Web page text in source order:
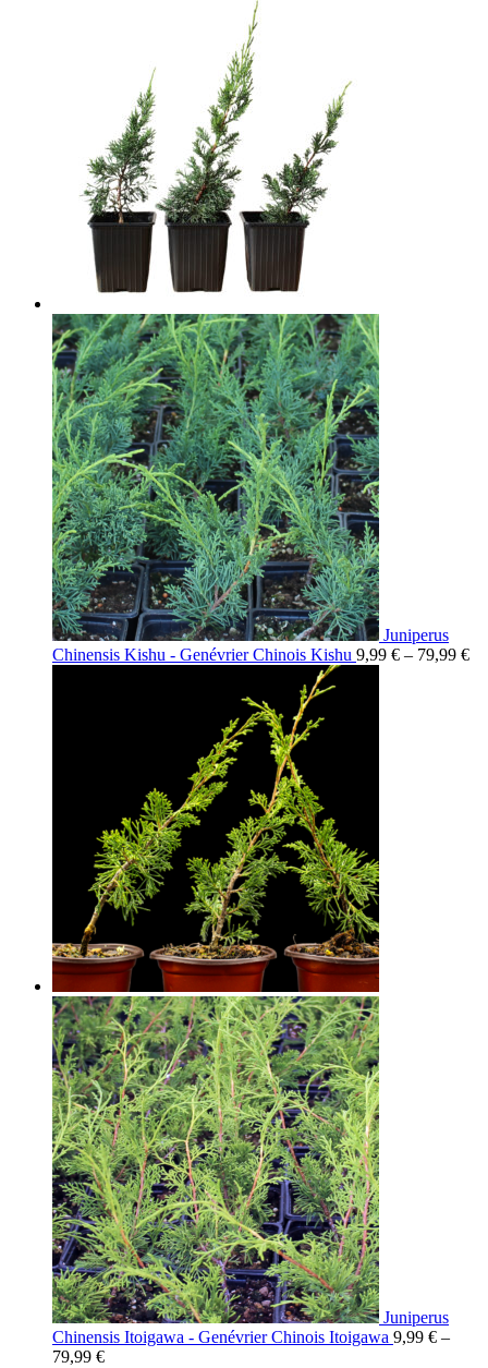
Juniperus
Chinensis Kishu - Genévrier Chinois Kishu 9,99 € – 79,99 €
Juniperus
Chinensis Itoigawa - Genévrier Chinois Itoigawa 9,99 € –
79,99 €